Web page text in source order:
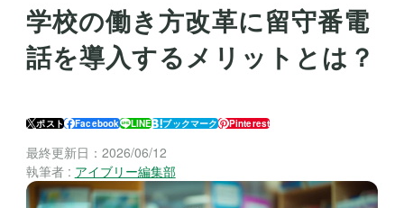
学校の働き方改革に留守番電
話を導入するメリットとは？
ポスト Facebook LINE ブックマーク Pinterest
最終更新日： 2026/06/12
執筆者 : アイブリー編集部